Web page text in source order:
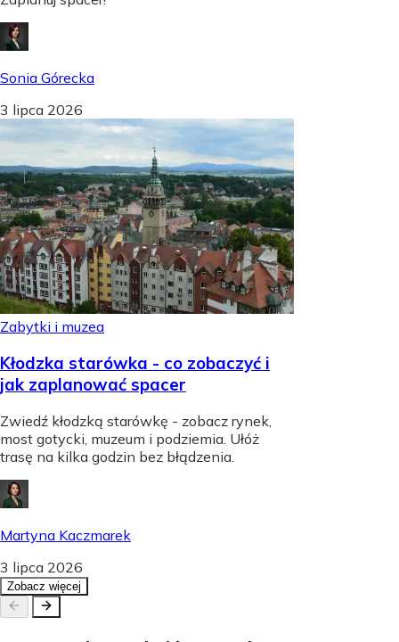
Sonia Górecka
3 lipca 2026
Zabytki i muzea
Kłodzka starówka - co zobaczyć i
jak zaplanować spacer
Zwiedź kłodzką starówkę - zobacz rynek,
most gotycki, muzeum i podziemia. Ułóż
trasę na kilka godzin bez błądzenia.
Martyna Kaczmarek
3 lipca 2026
Zobacz więcej